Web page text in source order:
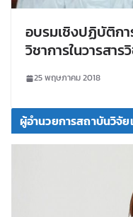
อบรมเชิงปฏิบัติกา
วิชาการในวารสาร
พัฒนากลุ่มวิจัย วัน
25 พฤษภาคม 2018
ผู้อำนวยการสถาบันวิจั